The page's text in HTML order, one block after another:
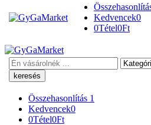
Kedvencek0
0Tétel0Ft
Keresés
Összehasonlítás 1
Kedvencek0
0Tétel0Ft